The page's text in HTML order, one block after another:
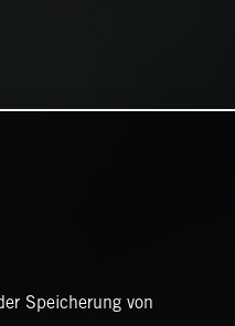
Speicherung von